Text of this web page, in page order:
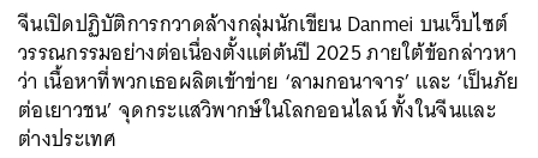
จีนเปิดปฏิบัติการกวาดล้างกลุ่มนักเขียน Danmei บนเว็บไซต์
วรรณกรรมอย่างต่อเนื่องตั้งแต่ต้นปี 2025 ภายใต้ข้อกล่าวหา
ว่า เนื้อหาที่พวกเธอผลิตเข้าข่าย ‘ลามกอนาจาร’ และ ‘เป็นภัย
ต่อเยาวชน’ จุดกระแสวิพากษ์ในโลกออนไลน์ ทั้งในจีนและ
ต่างประเทศ